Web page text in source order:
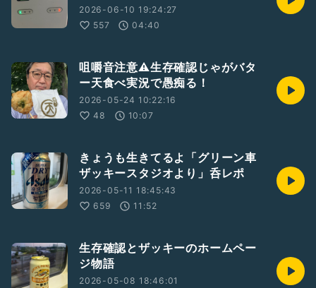
2026-06-10 19:24:27
557
04:40
咀嚼音注意⚠️生存確認じゃがバタ
ー天食べ実況で愚痴る！
2026-05-24 10:22:16
48
10:07
きょうも生きてるよ「グリーン車
ザッキースタジオより」呑レポ
2026-05-11 18:45:43
659
11:52
生存確認とザッキーのホームペー
ジ物語
2026-05-08 18:46:01